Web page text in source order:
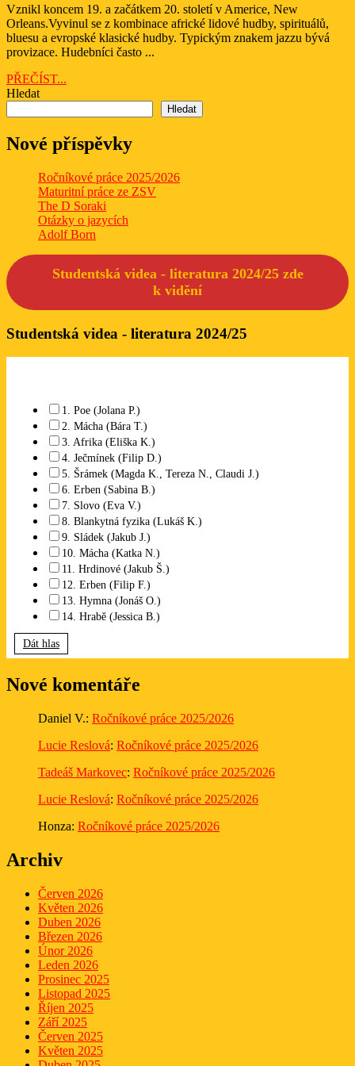
2025
Vznikl koncem 19. a začátkem 20. století v Americe, New
Orleans.Vyvinul se z kombinace africké lidové hudby, spirituálů,
bluesu a evropské klasické hudby. Typickým znakem jazzu bývá
provizace. Hudebníci často ...
PŘEČÍST...
Hledat
Hledat
Nové příspěvky
Ročníkové práce 2025/2026
Maturitní práce ze ZSV
The D Soraki
Otázky o jazycích
Adolf Born
Studentská videa - literatura 2024/25 zde
k vidění
Studentská videa - literatura 2024/25
1. Poe (Jolana P.)
2. Mácha (Bára T.)
3. Afrika (Eliška K.)
4. Ječmínek (Filip D.)
5. Šrámek (Magda K., Tereza N., Claudi J.)
6. Erben (Sabina B.)
7. Slovo (Eva V.)
8. Blankytná fyzika (Lukáš K.)
9. Sládek (Jakub J.)
10. Mácha (Katka N.)
11. Hrdinové (Jakub Š.)
12. Erben (Filip F.)
13. Hymna (Jonáš O.)
14. Hrabě (Jessica B.)
Dát hlas
Nové komentáře
Daniel V.: Ročníkové práce 2025/2026
Lucie Reslová: Ročníkové práce 2025/2026
Tadeáš Markovec: Ročníkové práce 2025/2026
Lucie Reslová: Ročníkové práce 2025/2026
Honza: Ročníkové práce 2025/2026
Archiv
Červen 2026
Květen 2026
Duben 2026
Březen 2026
Únor 2026
Leden 2026
Prosinec 2025
Listopad 2025
Říjen 2025
Září 2025
Červen 2025
Květen 2025